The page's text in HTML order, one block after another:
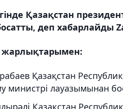
Қазақстан
деп хабарлайды
Қазақстан
министрі лауазымынан
Қазақстан